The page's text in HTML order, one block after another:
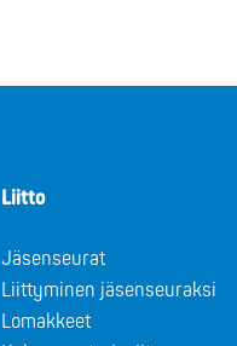
Liitto
Jäsenseurat
Liittyminen jäsenseuraksi
Lomakkeet